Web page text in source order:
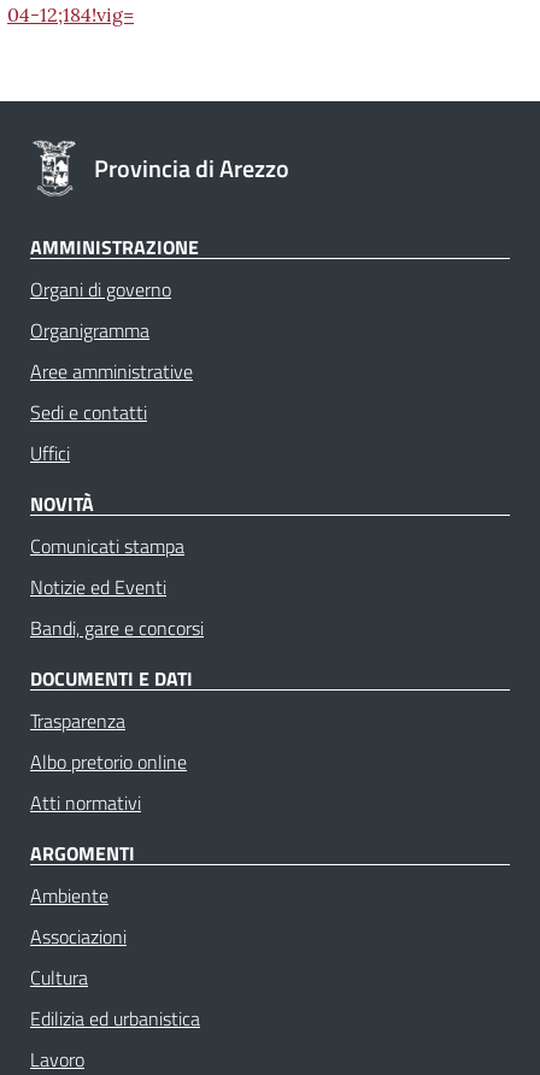
04-12;184!vig=
Provincia di Arezzo
AMMINISTRAZIONE
Organi di governo
Organigramma
Aree amministrative
Sedi e contatti
Uffici
NOVITÀ
Comunicati stampa
Notizie ed Eventi
Bandi, gare e concorsi
DOCUMENTI E DATI
Trasparenza
Albo pretorio online
Atti normativi
ARGOMENTI
Ambiente
Associazioni
Cultura
Edilizia ed urbanistica
Lavoro